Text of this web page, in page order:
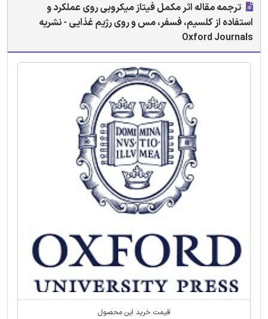
ترجمه مقاله اثر مکمل فیتاز میکروبی روی عملکرد و
استفاده از کلسیم، فسفر، مس و روی رژیم غذایی - نشریه
Oxford Journals
قیمت خرید این محصول